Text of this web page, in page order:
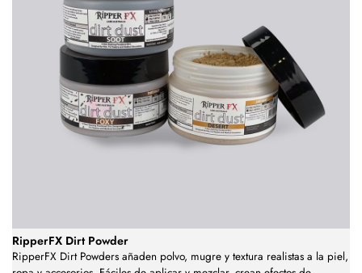
RipperFX Dirt Powder
RipperFX Dirt Powders añaden polvo, mugre y textura realistas a la piel,